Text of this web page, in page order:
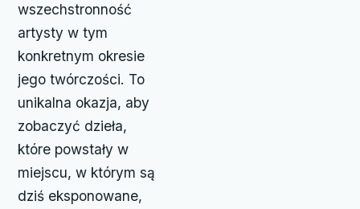
wszechstronność
artysty w tym
konkretnym okresie
jego twórczości. To
unikalna okazja, aby
zobaczyć dzieła,
które powstały w
miejscu, w którym są
dziś eksponowane,